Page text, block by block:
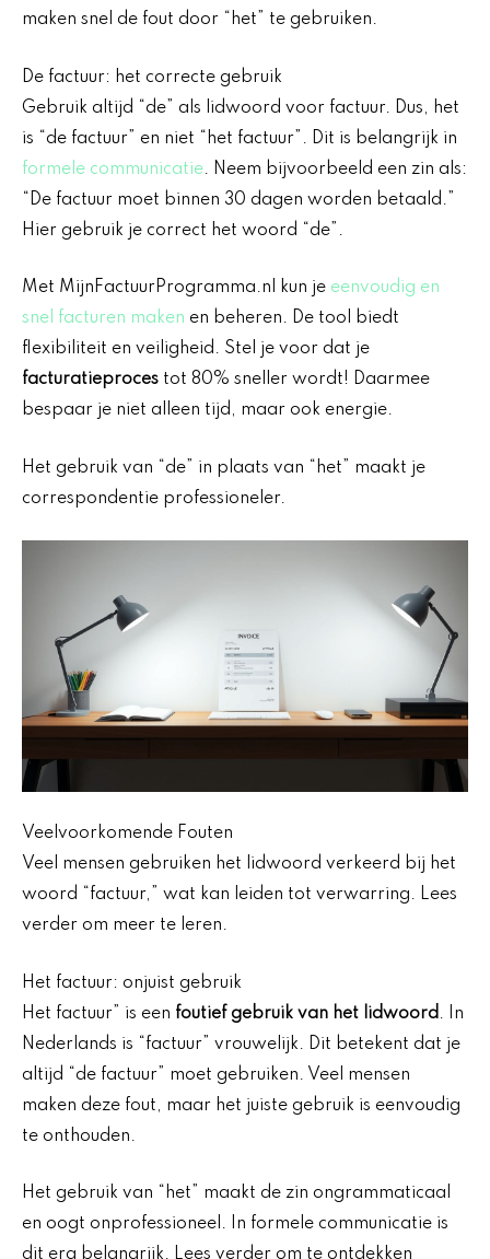
maken snel de fout door “het” te gebruiken.
De factuur: het correcte gebruik
Gebruik altijd “de” als lidwoord voor factuur. Dus, het
is “de factuur” en niet “het factuur”. Dit is belangrijk in
formele communicatie. Neem bijvoorbeeld een zin als:
“De factuur moet binnen 30 dagen worden betaald.”
Hier gebruik je correct het woord “de”.
Met MijnFactuurProgramma.nl kun je eenvoudig en
snel facturen maken en beheren. De tool biedt
flexibiliteit en veiligheid. Stel je voor dat je
facturatieproces tot 80% sneller wordt! Daarmee
bespaar je niet alleen tijd, maar ook energie.
Het gebruik van “de” in plaats van “het” maakt je
correspondentie professioneler.
Veelvoorkomende Fouten
Veel mensen gebruiken het lidwoord verkeerd bij het
woord “factuur,” wat kan leiden tot verwarring. Lees
verder om meer te leren.
Het factuur: onjuist gebruik
Het factuur” is een foutief gebruik van het lidwoord . In
Nederlands is “factuur” vrouwelijk. Dit betekent dat je
altijd “de factuur” moet gebruiken. Veel mensen
maken deze fout, maar het juiste gebruik is eenvoudig
te onthouden.
Het gebruik van “het” maakt de zin ongrammaticaal
en oogt onprofessioneel. In formele communicatie is
dit erg belangrijk. Lees verder om te ontdekken